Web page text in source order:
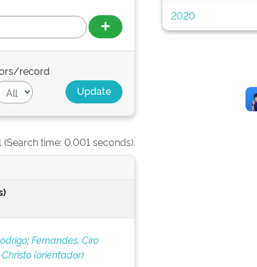
record
(Search time: 0.001 seconds).
;Fernandes, Ciro
(orientador)
2020